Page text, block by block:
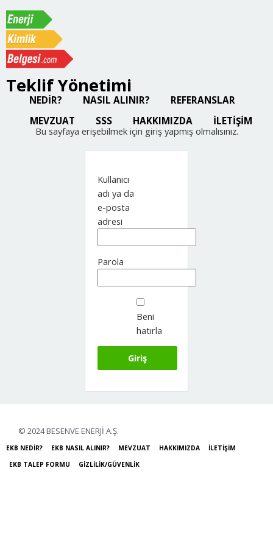
NEDİR? NASIL ALINIR?
REFERANSLAR
MEVZUAT
SSS HAKKIMIZDA İLETİŞİM
Teklif Yönetimi
Bu sayfaya erişebilmek için giriş yapmış olmalısınız.
Kullanıcı
adı ya da
e-posta
adresi
Parola
Beni
hatırla
© 2024 BESENVE ENERJİ A.Ş.
EKB NEDİR? EKB NASIL ALINIR? MEVZUAT HAKKIMIZDA
İLETİŞİM
EKB TALEP FORMU
GİZLİLİK/GÜVENLİK